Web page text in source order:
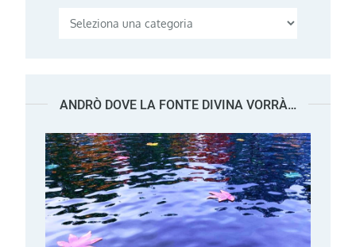
Categorie
ANDRÒ DOVE LA FONTE DIVINA VORRÀ…